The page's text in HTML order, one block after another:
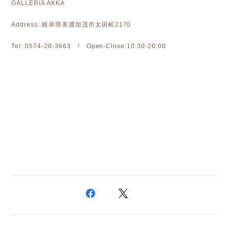
GALLERIA AKKA
Address: 岐阜県美濃加茂市太田町2170
Tel: 0574-28-3663 / Open-Close:10:30-20:00